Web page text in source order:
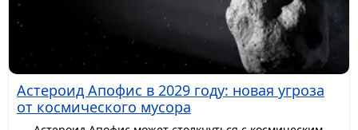
Астероид Апофис в 2029 году: новая угроза
от космического мусора